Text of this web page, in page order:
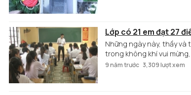
Lớp có 21 em đạt 27
Những ngày này, thầy và
trong không khí vui
quốc gia vừa qua đạt
9 năm trước 3,309 lượt xem